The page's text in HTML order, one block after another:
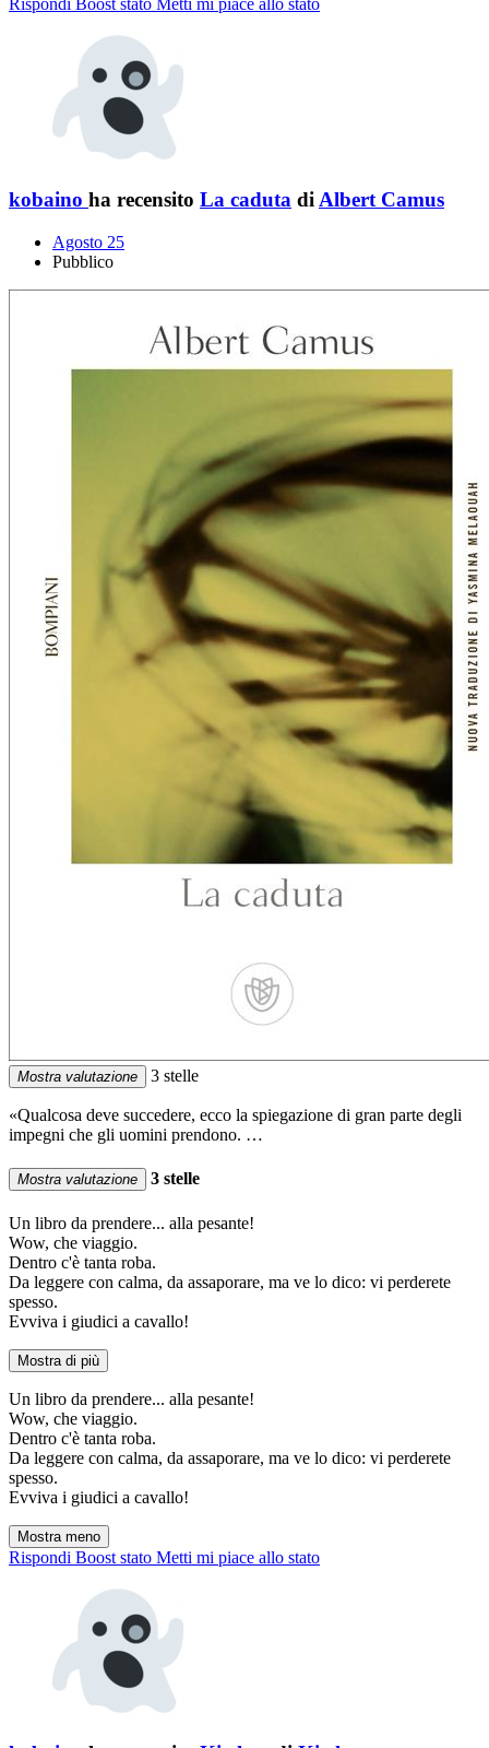
Rispondi Boost stato Metti mi piace allo stato
kobaino ha recensito La caduta di Albert Camus
Agosto 25
Pubblico
Mostra valutazione 3 stelle
«Qualcosa deve succedere, ecco la spiegazione di gran parte degli
impegni che gli uomini prendono. …
Mostra valutazione 3 stelle
Un libro da prendere... alla pesante!
Wow, che viaggio.
Dentro c'è tanta roba.
Da leggere con calma, da assaporare, ma ve lo dico: vi perderete
spesso.
Evviva i giudici a cavallo!
Mostra di più
Un libro da prendere... alla pesante!
Wow, che viaggio.
Dentro c'è tanta roba.
Da leggere con calma, da assaporare, ma ve lo dico: vi perderete
spesso.
Evviva i giudici a cavallo!
Mostra meno
Rispondi Boost stato Metti mi piace allo stato